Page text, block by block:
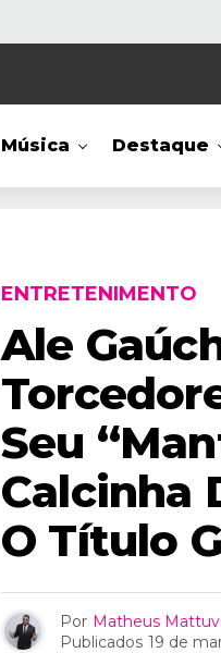
Música Destaque
ENTRETENIMENTO
Ale
Seu
Calcinha
O Título
Por Matheus
Publicados 19 de